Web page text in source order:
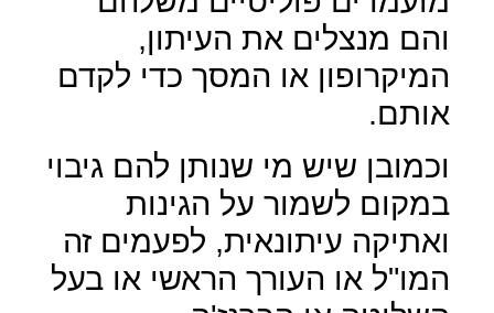
והם מנצלים את העיתון,
המיקרופון או המסך כדי לקדם
אותם.
וכמובן שיש מי שנותן להם גיבוי
במקום לשמור על הגינות
ואתיקה עיתונאית, לפעמים זה
המו"ל או העורך הראשי או בעל